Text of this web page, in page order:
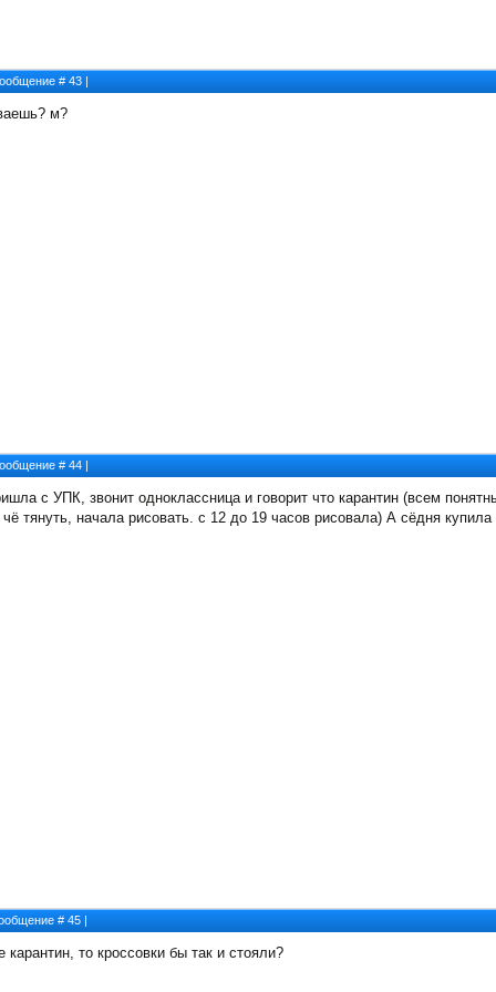
# 43 |
м?
# 44 |
с УПК, звонит одноклассница и говорит что карантин (всем
тянуть, начала рисовать. с 12 до 19 часов рисовала) А сёдня
# 45 |
то кроссовки бы так и стояли?